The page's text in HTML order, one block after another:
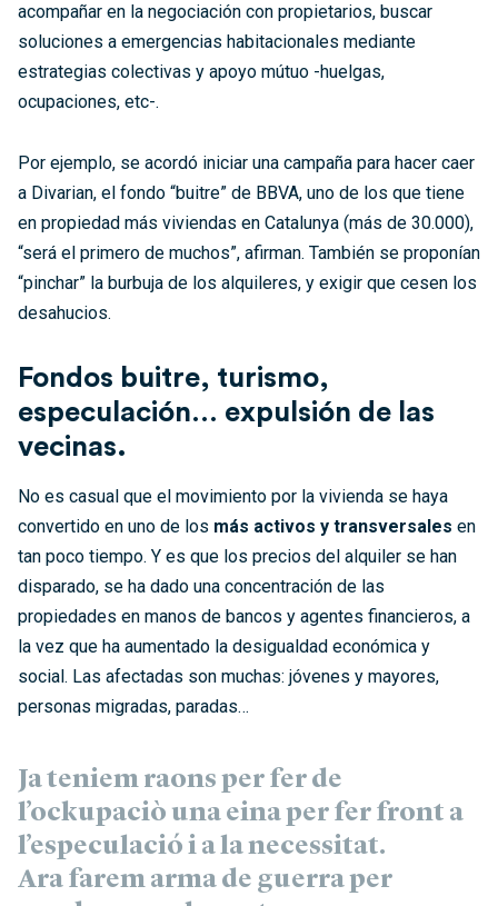
acompañar en la negociación con propietarios, buscar
soluciones a emergencias habitacionales mediante
estrategias colectivas y apoyo mútuo -huelgas,
ocupaciones, etc-.
Por ejemplo, se acordó iniciar una campaña para hacer caer
a Divarian, el fondo “buitre” de BBVA, uno de los que tiene
en propiedad más viviendas en Catalunya (más de 30.000),
“será el primero de muchos”, afirman. También se proponían
“pinchar” la burbuja de los alquileres, y exigir que cesen los
desahucios.
Fondos buitre, turismo,
especulación… expulsión de las
vecinas.
No es casual que el movimiento por la vivienda se haya
convertido en uno de los más activos y transversales en
tan poco tiempo. Y es que los precios del alquiler se han
disparado, se ha dado una concentración de las
propiedades en manos de bancos y agentes financieros, a
la vez que ha aumentado la desigualdad económica y
social. Las afectadas son muchas: jóvenes y mayores,
personas migradas, paradas…
Ja teniem raons per fer de
l’ockupaciò una eina per fer front a
l’especulació i a la necessitat.
Ara farem arma de guerra per